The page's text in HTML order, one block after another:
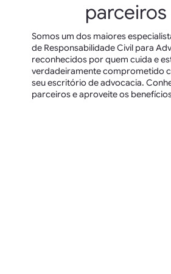
parceiros
Somos um dos maiores
de Responsabilidade Civil para
reconhecidos por quem cuida e
verdadeiramente comprometido
seu escritório de advocacia.
parceiros e aproveite os